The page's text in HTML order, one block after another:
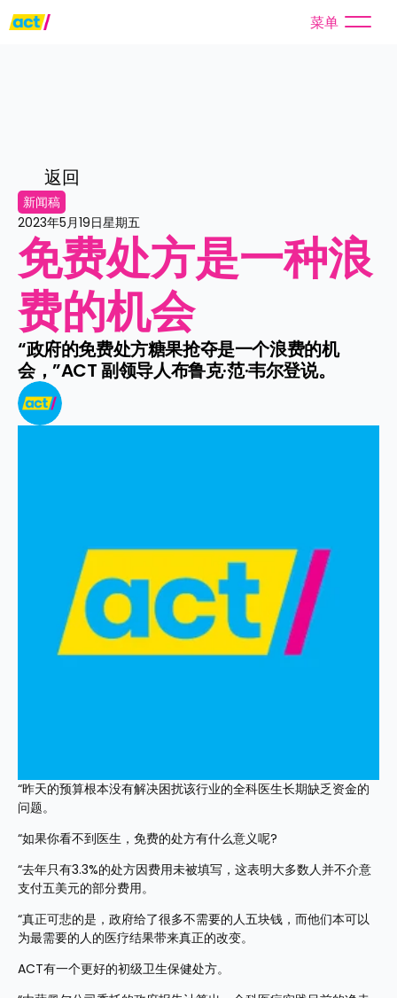
菜单
返回
新闻稿
2023年5月19日星期五
免费处方是一种浪
费的机会
“政府的免费处方糖果抢夺是一个浪费的机
会，”ACT 副领导人布鲁克·范·韦尔登说。
“昨天的预算根本没有解决困扰该行业的全科医生长期缺乏资金的
问题。
“如果你看不到医生，免费的处方有什么意义呢?
“去年只有3.3%的处方因费用未被填写，这表明大多数人并不介意
支付五美元的部分费用。
“真正可悲的是，政府给了很多不需要的人五块钱，而他们本可以
为最需要的人的医疗结果带来真正的改变。
ACT有一个更好的初级卫生保健处方。